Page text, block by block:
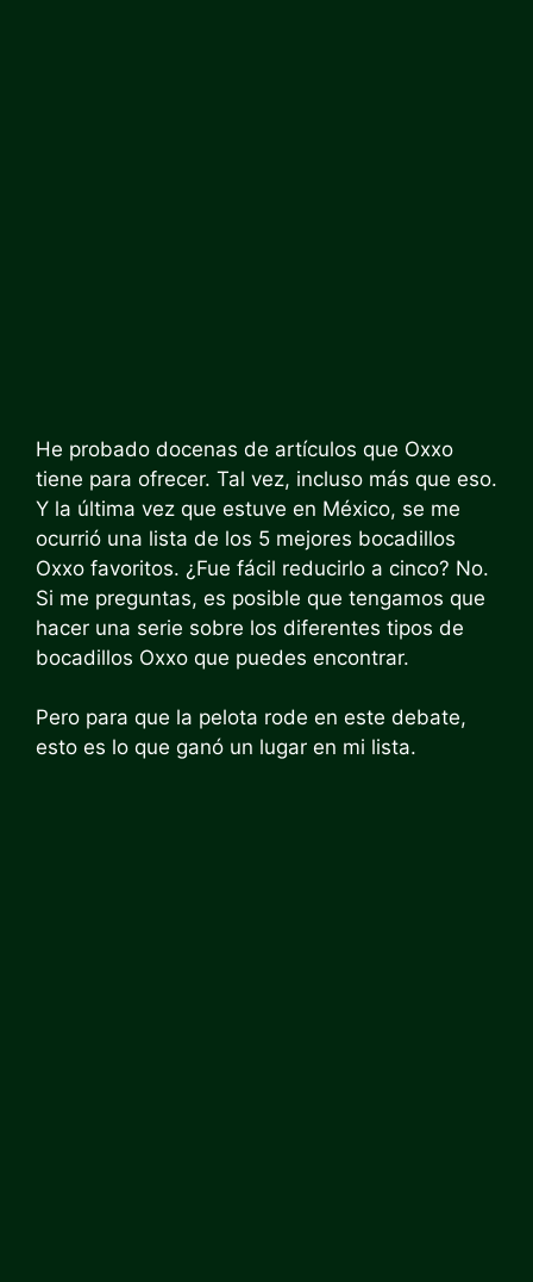
He probado docenas de artículos que Oxxo
tiene para ofrecer. Tal vez, incluso más que eso.
Y la última vez que estuve en México, se me
ocurrió una lista de los 5 mejores bocadillos
Oxxo favoritos. ¿Fue fácil reducirlo a cinco? No.
Si me preguntas, es posible que tengamos que
hacer una serie sobre los diferentes tipos de
bocadillos Oxxo que puedes encontrar.
Pero para que la pelota rode en este debate,
esto es lo que ganó un lugar en mi lista.